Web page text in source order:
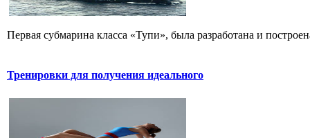
Первая субмарина класса «Тупи», была разработана и
Тренировки для получения идеального